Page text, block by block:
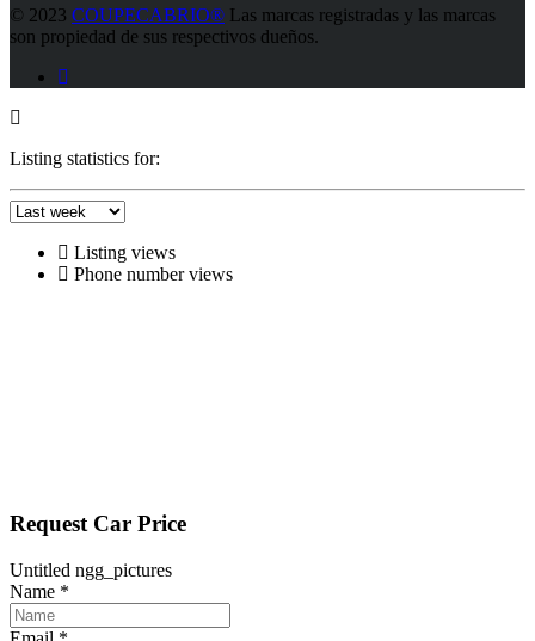
© 2023 COUPECABRIO® Las marcas registradas y las marcas
son propiedad de sus respectivos dueños.
Listing statistics for:
Listing views
Phone number views
Request Car Price
Untitled ngg_pictures
Name *